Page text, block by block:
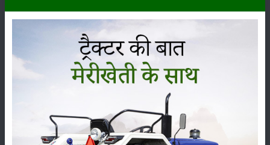
इच्छुक किसान, कृत्रिम गर्भाधान तकनीशियन और सहकारी व दुग्ध उत्पादक कम्पनियां
30 सितंबर के पहले तक गोपाल रत्न पुरस्कार को प्राप्त करने के लिए भारत सरकार की
ऑफिसियल वेबसाइट
https://awards.gov.inमें जाकर ऑनलाइन माध्यम से अपना
आवेदन कर सकते हैं। आवेदन करते वक़्त किसान आधार कार्ड, बैंक खाता, फोटो,
मोबाइल नंबर, पशु की जानकारी वाले कागजात ज़रूर साथ रखें। आवेदन करते वक़्त